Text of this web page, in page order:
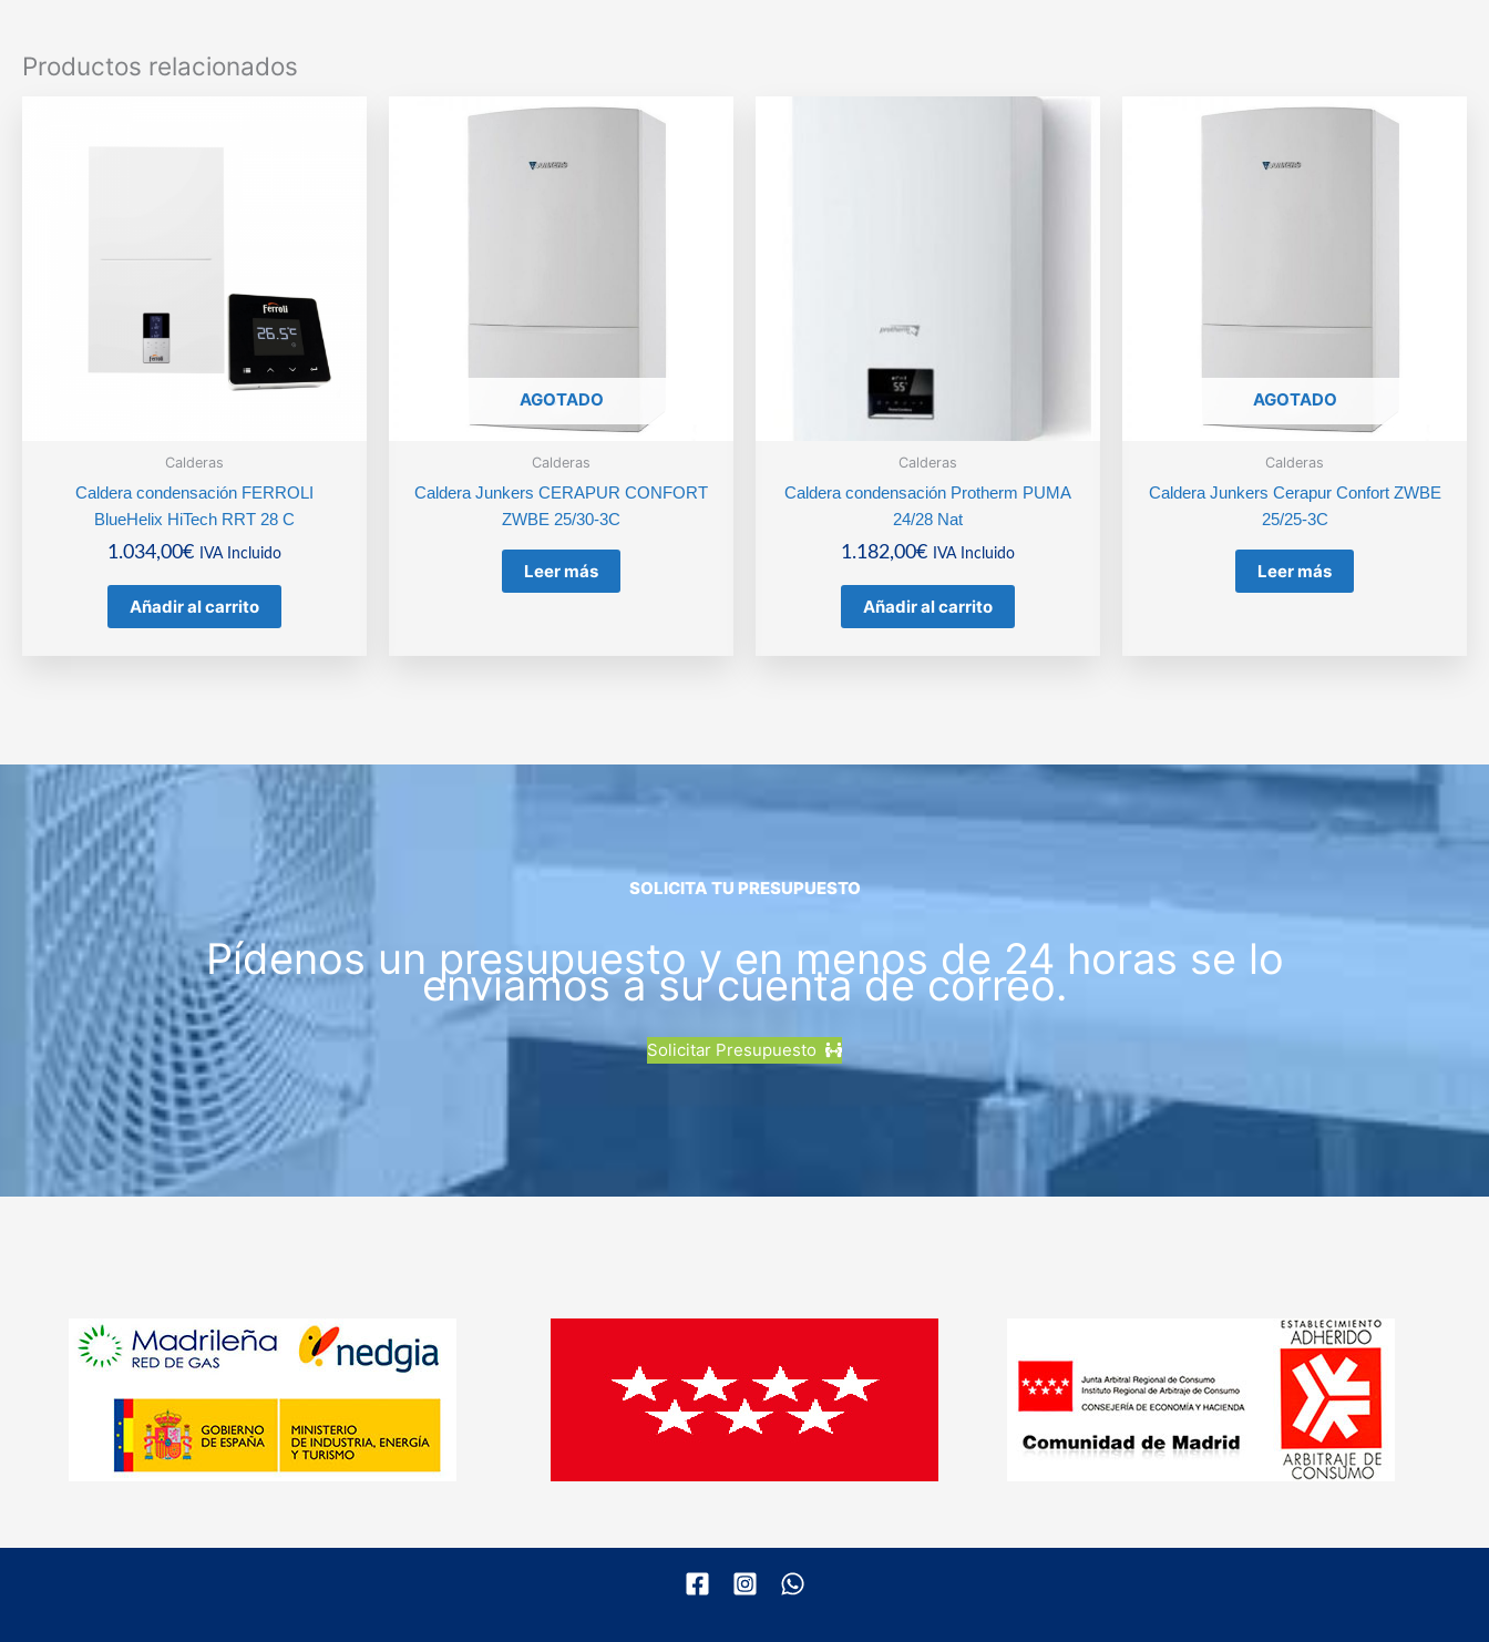
Productos relacionados
Calderas
Caldera condensación FERROLI
BlueHelix HiTech RRT 28 C
1.034,00€ IVA Incluido
Añadir al carrito
AGOTADO
Calderas
Caldera Junkers CERAPUR CONFORT
ZWBE 25/30-3C
Leer más
Calderas
Caldera condensación Protherm PUMA
24/28 Nat
1.182,00€ IVA Incluido
Añadir al carrito
AGOTADO
Calderas
Caldera Junkers Cerapur Confort ZWBE
25/25-3C
Leer más
SOLICITA TU PRESUPUESTO
Pídenos un presupuesto y en menos de 24 horas se lo
enviamos a su cuenta de correo.
Solicitar Presupuesto